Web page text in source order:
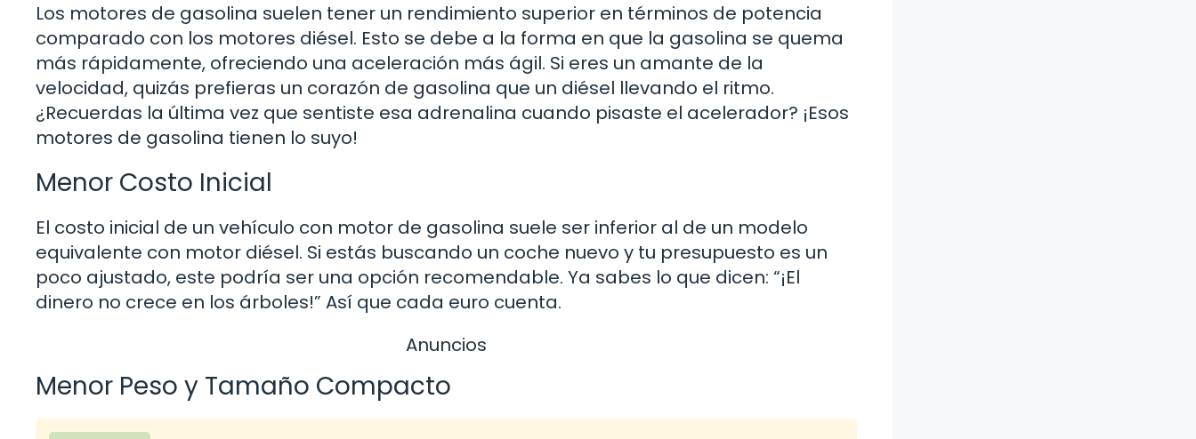
Los motores de gasolina suelen tener un rendimiento superior en términos de potencia
comparado con los motores diésel. Esto se debe a la forma en que la gasolina se quema
más rápidamente, ofreciendo una aceleración más ágil. Si eres un amante de la
velocidad, quizás prefieras un corazón de gasolina que un diésel llevando el ritmo.
¿Recuerdas la última vez que sentiste esa adrenalina cuando pisaste el acelerador? ¡Esos
motores de gasolina tienen lo suyo!
Menor Costo Inicial
El costo inicial de un vehículo con motor de gasolina suele ser inferior al de un modelo
equivalente con motor diésel. Si estás buscando un coche nuevo y tu presupuesto es un
poco ajustado, este podría ser una opción recomendable. Ya sabes lo que dicen: “¡El
dinero no crece en los árboles!” Así que cada euro cuenta.
Anuncios
Menor Peso y Tamaño Compacto